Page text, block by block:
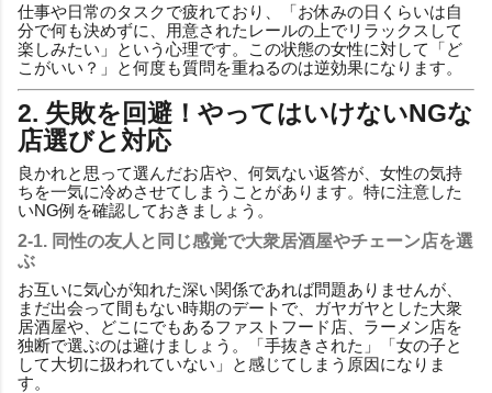
仕事や日常のタスクで疲れており、「お休みの日くらいは自
分で何も決めずに、用意されたレールの上でリラックスして
楽しみたい」という心理です。この状態の女性に対して「ど
こがいい？」と何度も質問を重ねるのは逆効果になります。
2. 失敗を回避！やってはいけないNGな
店選びと対応
良かれと思って選んだお店や、何気ない返答が、女性の気持
ちを一気に冷めさせてしまうことがあります。特に注意した
いNG例を確認しておきましょう。
2-1. 同性の友人と同じ感覚で大衆居酒屋やチェーン店を選
ぶ
お互いに気心が知れた深い関係であれば問題ありませんが、
まだ出会って間もない時期のデートで、ガヤガヤとした大衆
居酒屋や、どこにでもあるファストフード店、ラーメン店を
独断で選ぶのは避けましょう。「手抜きされた」「女の子と
して大切に扱われていない」と感じてしまう原因になりま
す。